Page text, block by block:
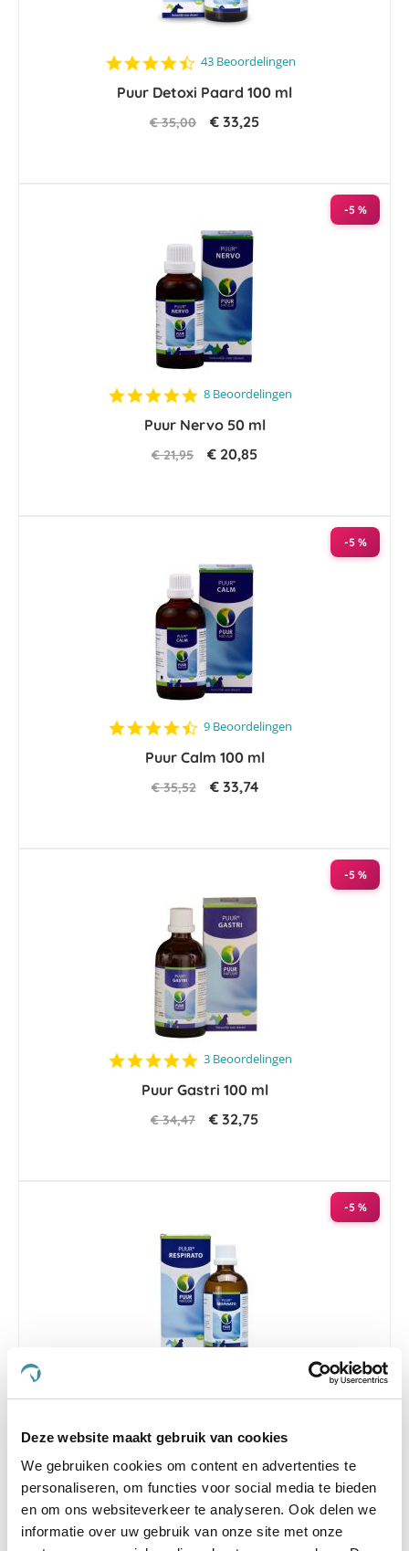
Deze website maakt gebruik van cookies
We gebruiken cookies om content en advertenties te
personaliseren, om functies voor social media te bieden
en om ons websiteverkeer te analyseren. Ook delen we
informatie over uw gebruik van onze site met onze
4.3
rating
43 Beoordelingen
Puur Detoxi Paard 100 ml
€ 35,00 € 33,25
-5 %
4.8
rating
8 Beoordelingen
Puur Nervo 50 ml
€ 21,95 € 20,85
-5 %
4.6
rating
9 Beoordelingen
Puur Calm 100 ml
€ 35,52 € 33,74
-5 %
5.0
rating
3 Beoordelingen
Puur Gastri 100 ml
€ 34,47 € 32,75
-5 %